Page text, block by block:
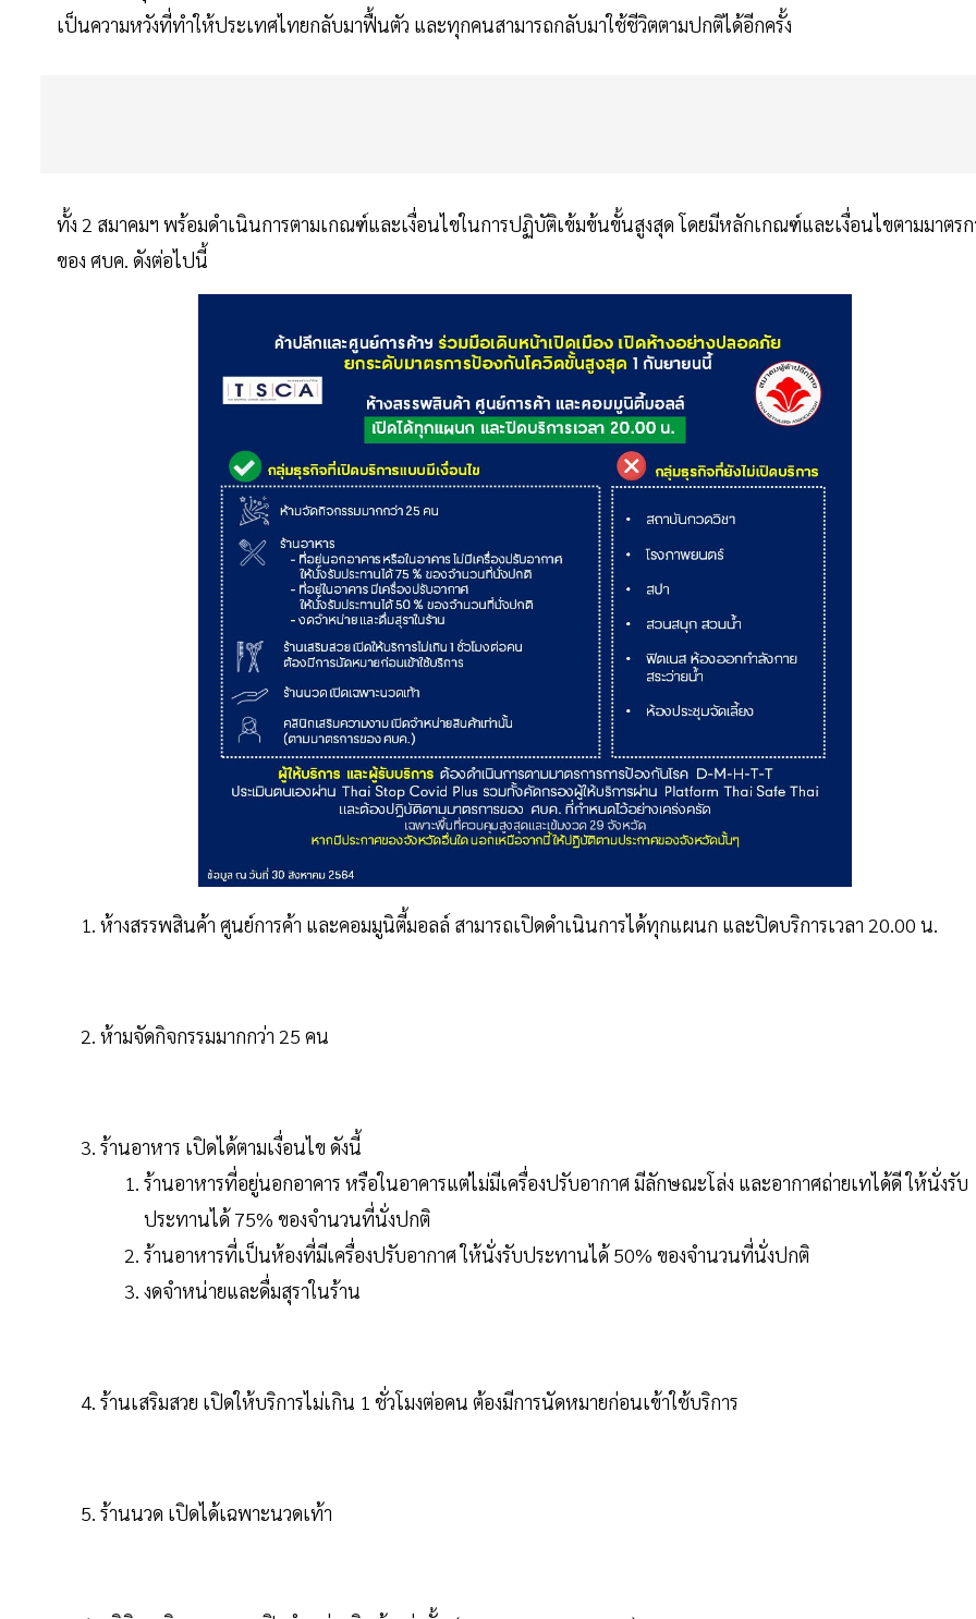
เป็นความหวังที่ทำให้ประเทศไทยกลับมาฟื้นตัว และทุกคนสามารถกลับมาใช้ชีวิตตามปกติได้อีกครั้ง
ทั้ง 2 สมาคมฯ พร้อมดำเนินการตามเกณฑ์และเงื่อนไขในการปฏิบัติเข้มข้นขั้นสูงสุด โดยมีหลักเกณฑ์และเงื่อนไขตามมาตรก
ของ ศบค. ดังต่อไปนี้
ห้างสรรพสินค้า ศูนย์การค้า และคอมมูนิตี้มอลล์ สามารถเปิดดำเนินการได้ทุกแผนก และปิดบริการเวลา 20.00 น.
ห้ามจัดกิจกรรมมากกว่า 25 คน
ร้านอาหาร เปิดได้ตามเงื่อนไข ดังนี้
ร้านอาหารที่อยู่นอกอาคาร หรือในอาคารแต่ไม่มีเครื่องปรับอากาศ มีลักษณะโล่ง และอากาศถ่ายเทได้ดี ให้นั่งรับ
ประทานได้ 75% ของจำนวนที่นั่งปกติ
ร้านอาหารที่เป็นห้องที่มีเครื่องปรับอากาศ ให้นั่งรับประทานได้ 50% ของจำนวนที่นั่งปกติ
งดจำหน่ายและดื่มสุราในร้าน
ร้านเสริมสวย เปิดให้บริการไม่เกิน 1 ชั่วโมงต่อคน ต้องมีการนัดหมายก่อนเข้าใช้บริการ
ร้านนวด เปิดได้เฉพาะนวดเท้า